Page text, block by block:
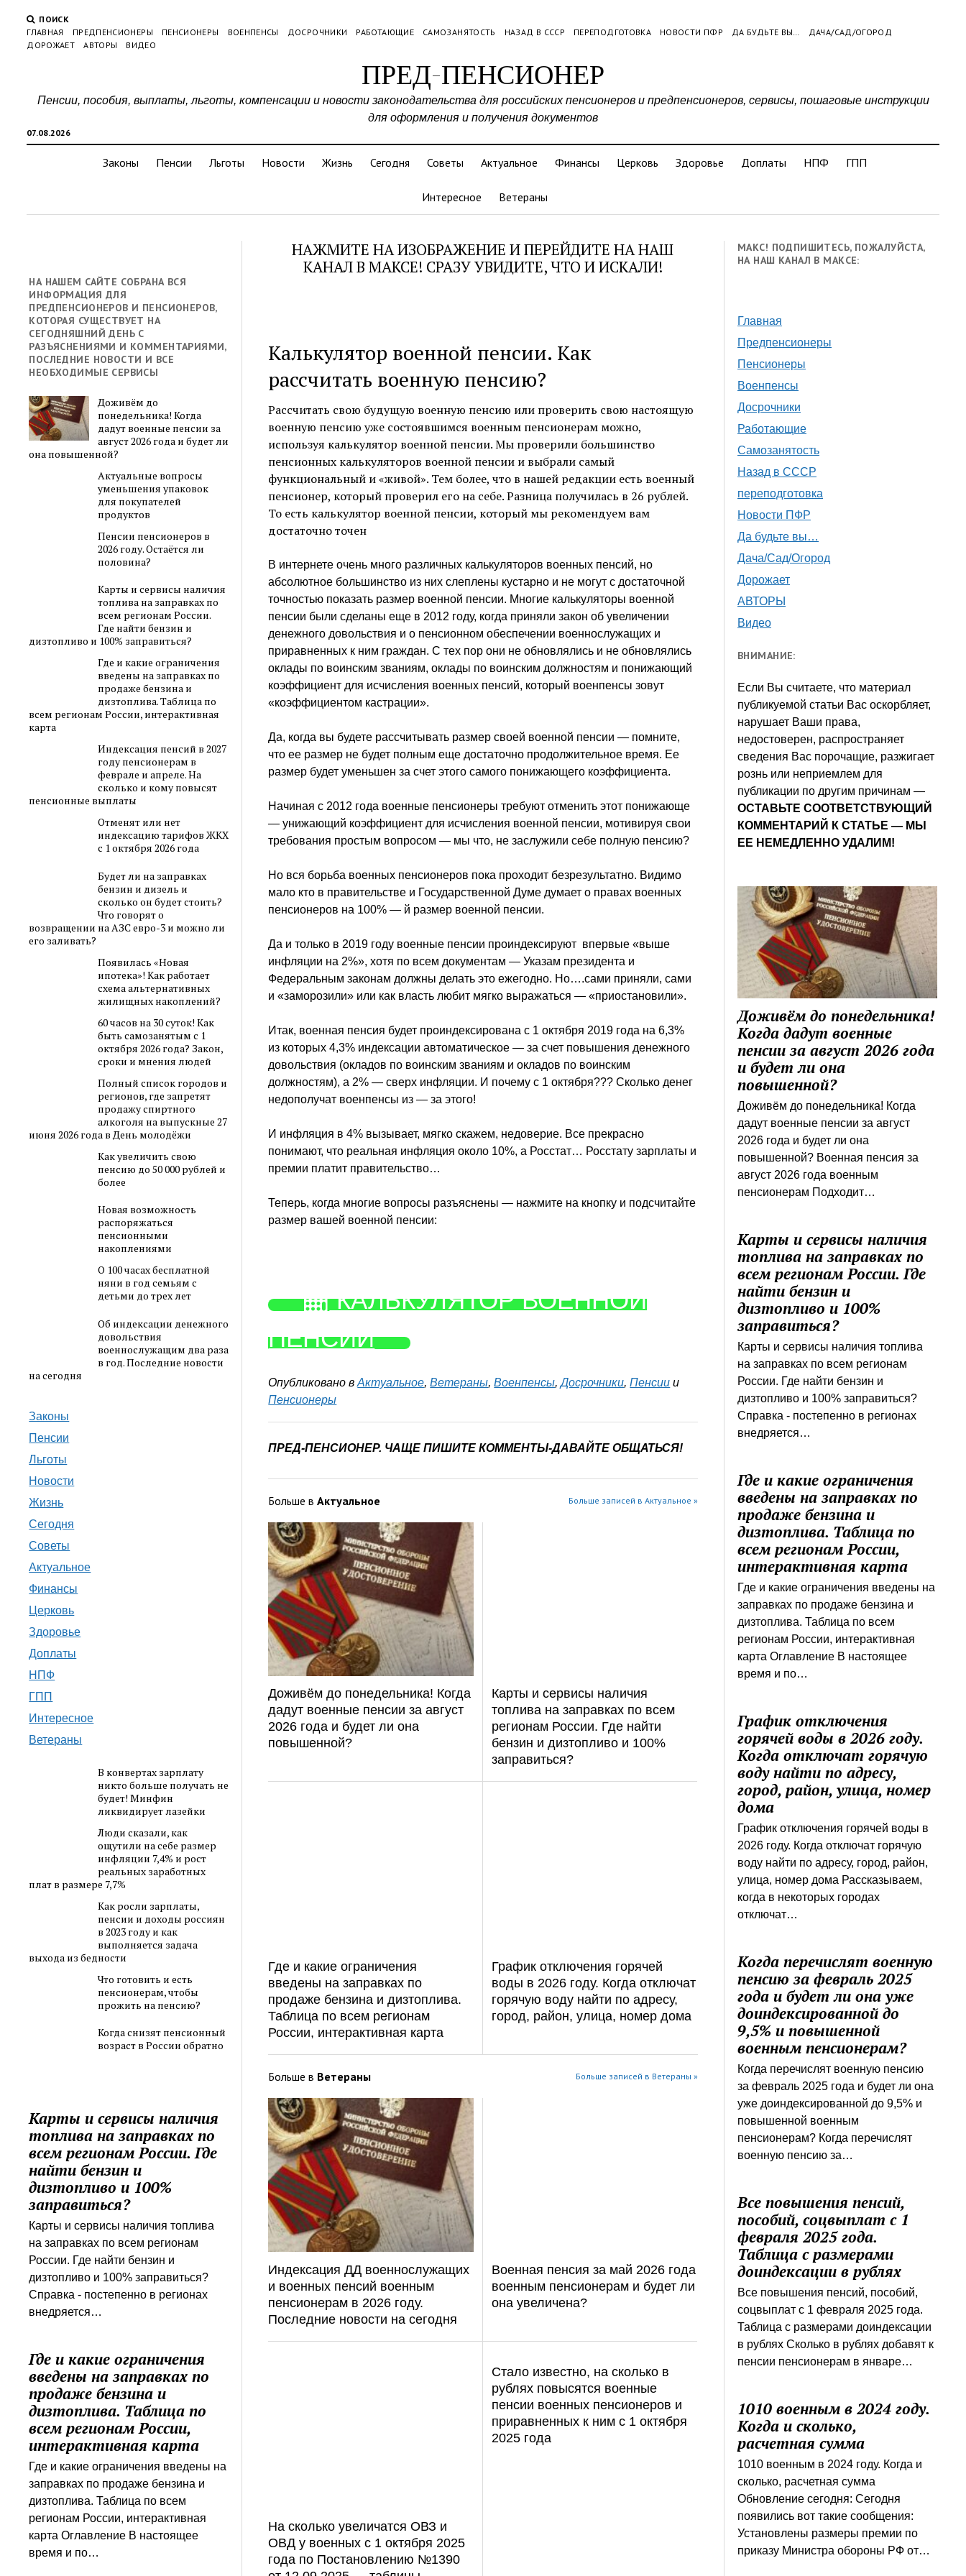
ПОИСК
ГЛАВНАЯ
ПРЕДПЕНСИОНЕРЫ ПЕНСИОНЕРЫ ВОЕНПЕНСЫ ДОСРОЧНИКИ РАБОТАЮЩИЕ САМОЗАНЯТОСТЬ НАЗАД В СССР ПЕРЕПОДГОТОВКА НОВОСТИ ПФР ДА БУДЬТЕ ВЫ…
ДАЧА/САД/ОГОРОД
ДОРОЖАЕТ
АВТОРЫ ВИДЕО
ПРЕД-ПЕНСИОНЕР
07.08.2026
Пенсии, пособия, выплаты, льготы, компенсации и новости законодательства для российских пенсионеров и предпенсионеров, сервисы, пошаговые инструкции
для оформления и получения документов
Законы Пенсии Льготы Новости Жизнь Сегодня Советы Актуальное Финансы Церковь Здоровье Доплаты НПФ ГПП
Интересное Ветераны
НА НАШЕМ САЙТЕ СОБРАНА ВСЯ
ИНФОРМАЦИЯ ДЛЯ
ПРЕДПЕНСИОНЕРОВ И ПЕНСИОНЕРОВ,
КОТОРАЯ СУЩЕСТВУЕТ НА
СЕГОДНЯШНИЙ ДЕНЬ С
РАЗЪЯСНЕНИЯМИ И КОММЕНТАРИЯМИ,
ПОСЛЕДНИЕ НОВОСТИ И ВСЕ
НЕОБХОДИМЫЕ СЕРВИСЫ
Доживём до
понедельника! Когда
дадут военные пенсии за
август 2026 года и будет ли
она повышенной?
Актуальные вопросы
уменьшения упаковок
для покупателей
продуктов
Пенсии пенсионеров в
2026 году. Остаётся ли
половина?
Карты и сервисы наличия
топлива на заправках по
всем регионам России.
Где найти бензин и
дизтопливо и 100% заправиться?
Где и какие ограничения
введены на заправках по
продаже бензина и
дизтоплива. Таблица по
всем регионам России, интерактивная
карта
Индексация пенсий в 2027
году пенсионерам в
феврале и апреле. На
сколько и кому повысят
пенсионные выплаты
Отменят или нет
индексацию тарифов ЖКХ
с 1 октября 2026 года
Будет ли на заправках
бензин и дизель и
сколько он будет стоить?
Что говорят о
возвращении на АЗС евро-3 и можно ли
его заливать?
Появилась «Новая
ипотека»! Как работает
схема альтернативных
жилищных накоплений?
60 часов на 30 суток! Как
быть самозанятым с 1
октября 2026 года? Закон,
сроки и мнения людей
Полный список городов и
регионов, где запретят
продажу спиртного
алкоголя на выпускные 27
июня 2026 года в День молодёжи
Как увеличить свою
пенсию до 50 000 рублей и
более
Новая возможность
распоряжаться
пенсионными
накоплениями
О 100 часах бесплатной
няни в год семьям с
детьми до трех лет
Об индексации денежного
довольствия
военнослужащим два раза
в год. Последние новости
на сегодня
Законы
Пенсии
Льготы
Новости
Жизнь
Сегодня
Советы
Актуальное
Финансы
Церковь
Здоровье
Доплаты
НПФ
ГПП
Интересное
Ветераны
В конвертах зарплату
никто больше получать не
будет! Минфин
ликвидирует лазейки
Люди сказали, как
ощутили на себе размер
инфляции 7,4% и рост
реальных заработных
плат в размере 7,7%
Как росли зарплаты,
пенсии и доходы россиян
в 2023 году и как
выполняется задача
выхода из бедности
Что готовить и есть
пенсионерам, чтобы
прожить на пенсию?
Когда снизят пенсионный
возраст в России обратно
Карты и сервисы наличия
топлива на заправках по
всем регионам России. Где
найти бензин и
дизтопливо и 100%
заправиться?
Карты и сервисы наличия топлива
на заправках по всем регионам
России. Где найти бензин и
дизтопливо и 100% заправиться?
Справка - постепенно в регионах
внедряется…
Где и какие ограничения
введены на заправках по
продаже бензина и
дизтоплива. Таблица по
всем регионам России,
интерактивная карта
Где и какие ограничения введены на
заправках по продаже бензина и
дизтоплива. Таблица по всем
регионам России, интерактивная
карта Оглавление В настоящее
время и по…
НАЖМИТЕ НА ИЗОБРАЖЕНИЕ И ПЕРЕЙДИТЕ НА НАШ
КАНАЛ В МАКСЕ! СРАЗУ УВИДИТЕ, ЧТО И ИСКАЛИ!
Калькулятор военной пенсии. Как
рассчитать военную пенсию?
Рассчитать свою будущую военную пенсию или проверить свою настоящую
военную пенсию уже состоявшимся военным пенсионерам можно,
используя калькулятор военной пенсии. Мы проверили большинство
пенсионных калькуляторов военной пенсии и выбрали самый
функциональный и «живой». Тем более, что в нашей редакции есть военный
пенсионер, который проверил его на себе. Разница получилась в 26 рублей.
То есть калькулятор военной пенсии, который мы рекомендуем вам
достаточно точен
В интернете очень много различных калькуляторов военных пенсий, но
абсолютное большинство из них слеплены кустарно и не могут с достаточной
точностью показать размер военной пенсии. Многие калькуляторы военной
пенсии были сделаны еще в 2012 году, когда приняли закон об увеличении
денежного довольствия и о пенсионном обеспечении военнослужащих и
приравненных к ним граждан. С тех пор они не обновлялись и не обновлялись
оклады по воинским званиям, оклады по воинским должностям и понижающий
коэффициент для исчисления военных пенсий, который военпенсы зовут
«коэффициентом кастрации».
Да, когда вы будете рассчитывать размер своей военной пенсии — помните,
что ее размер не будет полным еще достаточно продолжительное время. Ее
размер будет уменьшен за счет этого самого понижающего коэффициента.
Начиная с 2012 года военные пенсионеры требуют отменить этот понижающе
— унижающий коэффициент для исчисления военной пенсии, мотивируя свои
требования простым вопросом — мы что, не заслужили себе полную пенсию?
Но вся борьба военных пенсионеров пока проходит безрезультатно. Видимо
мало кто в правительстве и Государственной Думе думает о правах военных
пенсионеров на 100% — й размер военной пенсии.
Да и только в 2019 году военные пенсии проиндексируют впервые «выше
инфляции на 2%», хотя по всем документам — Указам президента и
Федеральным законам должны делать это ежегодно. Но….сами приняли, сами
и «заморозили» или как власть любит мягко выражаться — «приостановили».
Итак, военная пенсия будет проиндексирована с 1 октября 2019 года на 6,3%
из которых 4,3% индексации автоматическое — за счет повышения денежного
довольствия (окладов по воинским званиям и окладов по воинским
должностям), а 2% — сверх инфляции. И почему с 1 октября??? Сколько денег
недополучат военпенсы из — за этого!
И инфляция в 4% вызывает, мягко скажем, недоверие. Все прекрасно
понимают, что реальная инфляция около 10%, а Росстат… Росстату зарплаты и
премии платит правительство…
Теперь, когда многие вопросы разъяснены — нажмите на кнопку и подсчитайте
размер вашей военной пенсии:
КАЛЬКУЛЯТОР ВОЕННОЙ
ПЕНСИИ
Опубликовано в Актуальное,Ветераны,Военпенсы,Досрочники,Пенсии и
Пенсионеры
ПРЕД-ПЕНСИОНЕР. ЧАЩЕ ПИШИТЕ КОММЕНТЫ-ДАВАЙТЕ ОБЩАТЬСЯ!
Больше вАктуальное Больше записей в Актуальное »
Доживём до понедельника! Когда
дадут военные пенсии за август
2026 года и будет ли она
повышенной?
Карты и сервисы наличия
топлива на заправках по всем
регионам России. Где найти
бензин и дизтопливо и 100%
заправиться?
Где и какие ограничения
введены на заправках по
продаже бензина и дизтоплива.
Таблица по всем регионам
России, интерактивная карта
График отключения горячей
воды в 2026 году. Когда отключат
горячую воду найти по адресу,
город, район, улица, номер дома
Больше в Ветераны Больше записей в Ветераны »
Индексация ДД военнослужащих
и военных пенсий военным
пенсионерам в 2026 году.
Последние новости на сегодня
Военная пенсия за май 2026 года
военным пенсионерам и будет ли
она увеличена?
На сколько увеличатся ОВЗ и
ОВД у военных с 1 октября 2025
года по Постановлению №1390
Стало известно, на сколько в
рублях повысятся военные
пенсии военных пенсионеров и
приравненных к ним с 1 октября
2025 года
МАКС! ПОДПИШИТЕСЬ, ПОЖАЛУЙСТА,
НА НАШ КАНАЛ В МАКСЕ:
Главная
Предпенсионеры
Пенсионеры
Военпенсы
Досрочники
Работающие
Самозанятость
Назад в СССР
переподготовка
Новости ПФР
Да будьте вы…
Дача/Сад/Огород
Дорожает
АВТОРЫ
Видео
ВНИМАНИЕ:
Если Вы считаете, что материал
публикуемой статьи Вас оскорбляет,
нарушает Ваши права,
недостоверен, распространяет
сведения Вас порочащие, разжигает
рознь или неприемлем для
публикации по другим причинам —
ОСТАВЬТЕ СООТВЕТСТВУЮЩИЙ
КОММЕНТАРИЙ К СТАТЬЕ — МЫ
ЕЕ НЕМЕДЛЕННО УДАЛИМ!
Доживём до понедельника!
Когда дадут военные
пенсии за август 2026 года
и будет ли она
повышенной?
Доживём до понедельника! Когда
дадут военные пенсии за август
2026 года и будет ли она
повышенной? Военная пенсия за
август 2026 года военным
пенсионерам Подходит…
Карты и сервисы наличия
топлива на заправках по
всем регионам России. Где
найти бензин и
дизтопливо и 100%
заправиться?
Карты и сервисы наличия топлива
на заправках по всем регионам
России. Где найти бензин и
дизтопливо и 100% заправиться?
Справка - постепенно в регионах
внедряется…
Где и какие ограничения
введены на заправках по
продаже бензина и
дизтоплива. Таблица по
всем регионам России,
интерактивная карта
Где и какие ограничения введены на
заправках по продаже бензина и
дизтоплива. Таблица по всем
регионам России, интерактивная
карта Оглавление В настоящее
время и по…
График отключения
горячей воды в 2026 году.
Когда отключат горячую
воду найти по адресу,
город, район, улица, номер
дома
График отключения горячей воды в
2026 году. Когда отключат горячую
воду найти по адресу, город, район,
улица, номер дома Рассказываем,
когда в некоторых городах
отключат…
Когда перечислят военную
пенсию за февраль 2025
года и будет ли она уже
доиндексированной до
9,5% и повышенной
военным пенсионерам?
Когда перечислят военную пенсию
за февраль 2025 года и будет ли она
уже доиндексированной до 9,5% и
повышенной военным
пенсионерам? Когда перечислят
военную пенсию за…
Все повышения пенсий,
пособий, соцвыплат с 1
февраля 2025 года.
Таблица с размерами
доиндексации в рублях
Все повышения пенсий, пособий,
соцвыплат с 1 февраля 2025 года.
Таблица с размерами доиндексации
в рублях Сколько в рублях добавят к
пенсии пенсионерам в январе…
1010 военным в 2024 году.
Когда и сколько,
расчетная сумма
1010 военным в 2024 году. Когда и
сколько, расчетная сумма
Обновление сегодня: Сегодня
появились вот такие сообщения:
Установлены размеры премии по
приказу Министра обороны РФ от…